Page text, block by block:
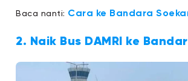
Baca nanti: Cara ke Bandara
2. Naik Bus DAMRI ke